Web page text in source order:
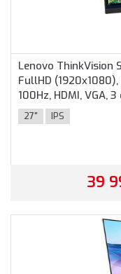
Lenovo ThinkVision
FullHD
100Hz, HDMI, VGA,
27" IPS
39